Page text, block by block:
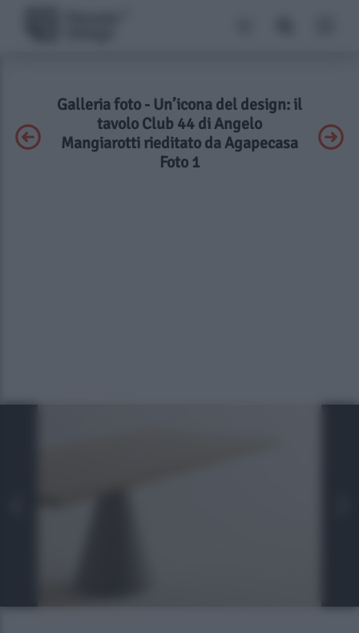
Galleria foto - Un’icona del design: il
tavolo Club 44 di Angelo
Mangiarotti rieditato da Agapecasa
Foto 1